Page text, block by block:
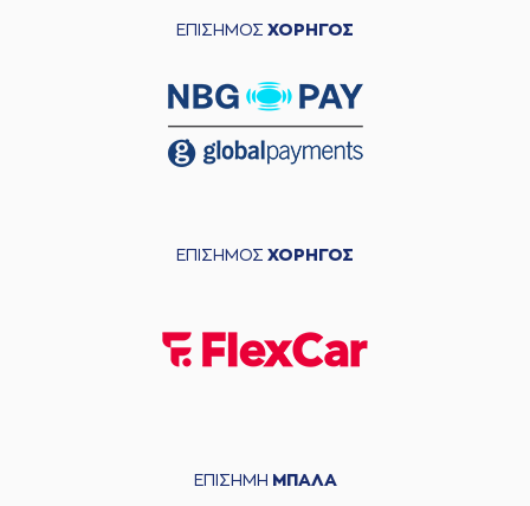
ΕΠΙΣΗΜΟΣ ΧΟΡΗΓΟΣ
ΕΠΙΣΗΜΟΣ ΧΟΡΗΓΟΣ
ΕΠΙΣΗΜΗ ΜΠΑΛΑ